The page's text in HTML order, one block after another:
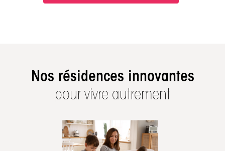
Nos résidences innovantes
pour vivre autrement